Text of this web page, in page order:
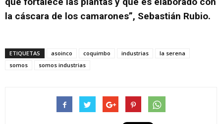
la cáscara de los camarones”, Sebastián Rubio.
ETIQUETAS asoinco coquimbo industrias
la serena
somos
somos industrias